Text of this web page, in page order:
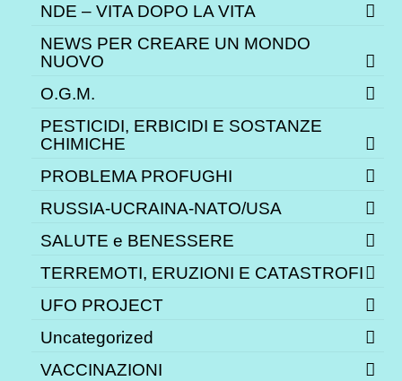
NDE – VITA DOPO LA VITA
NEWS PER CREARE UN MONDO
NUOVO
O.G.M.
PESTICIDI, ERBICIDI E SOSTANZE
CHIMICHE
PROBLEMA PROFUGHI
RUSSIA-UCRAINA-NATO/USA
SALUTE e BENESSERE
TERREMOTI, ERUZIONI E CATASTROFI
UFO PROJECT
Uncategorized
VACCINAZIONI